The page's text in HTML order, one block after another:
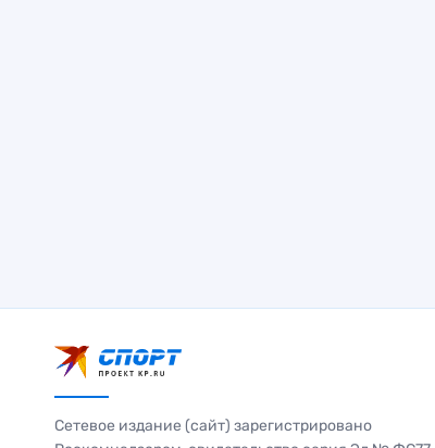
Сетевое издание (сайт) зарегистрировано